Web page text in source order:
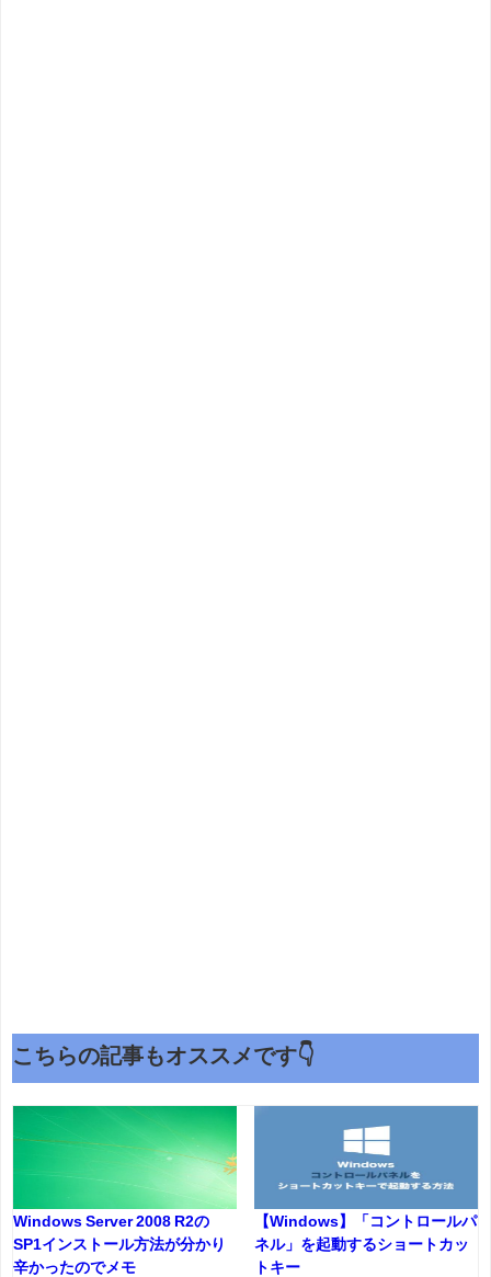
こちらの記事もオススメです👇
Windows Server 2008 R2の
SP1インストール方法が分かり
辛かったのでメモ
【Windows】「コントロールパ
ネル」を起動するショートカッ
トキー